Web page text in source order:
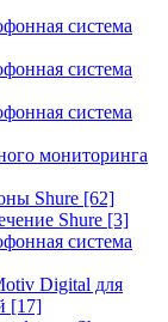
система
система
система
мониторинга
Shure [62]
Shure [3]
система
Digital для
[17]